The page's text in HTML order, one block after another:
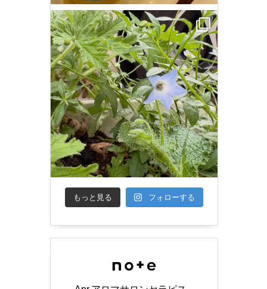
もっと見る フォローする